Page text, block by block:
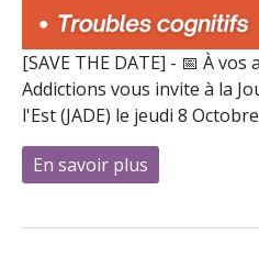
[SAVE THE DATE] - 📅 À vos
Addictions vous invite à la
l'Est (JADE) le jeudi 8
En savoir plus